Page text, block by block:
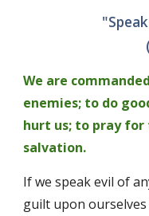
We are
enemies; to do
hurt us; to pray
salvation.
If we speak evil of
guilt upon